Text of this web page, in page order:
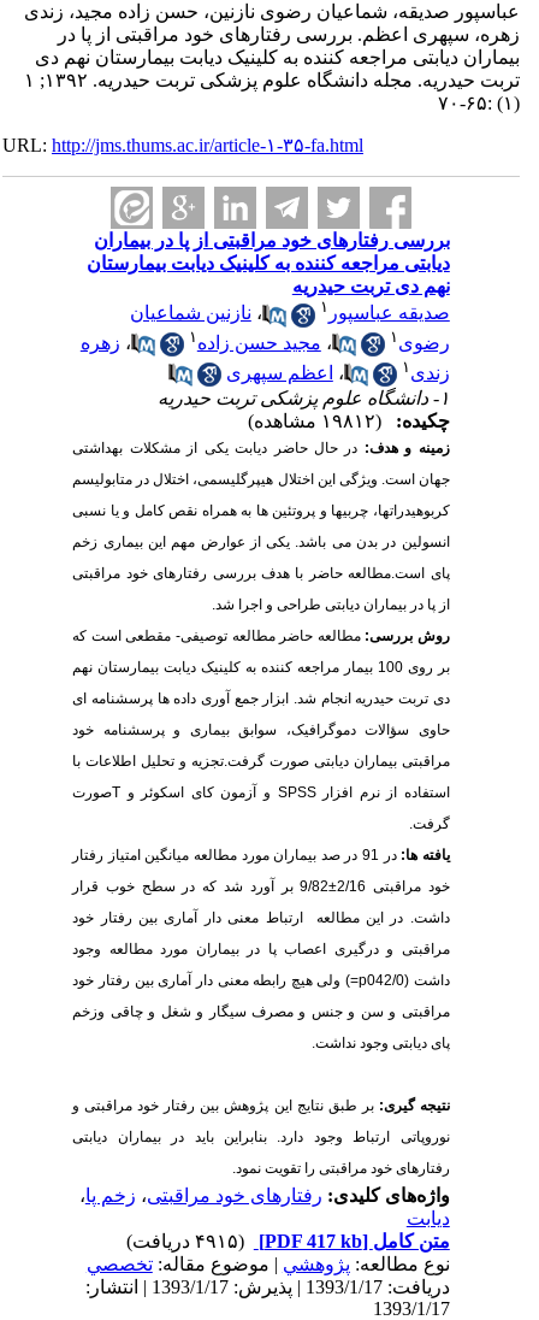
صدیقه، شماعیان رضوی نازنین، حسن زاده مجید، زندی
سپهری اعظم. بررسی رفتارهای خود مراقبتی از پا در
دیابتی مراجعه کننده به کلینیک دیابت بیمارستان نهم دی
تربت حیدریه. مجله دانشگاه علوم پزشکی تربت حیدریه. ۱۳۹۲; ۱
URL:http://jms.thums.ac.ir/article-۱-۳۵-fa.html
بررسی رفتارهای خود مراقبتی از پا در بیماران
دیابتی مراجعه کننده به کلینیک دیابت بیمارستان
نهم دی تربت حیدریه
صدیقه عباسپور ۱ ، نازنین شماعیان
، مجید حسن زاده ، زهره
، اعظم سپهری
(۱۹۸۱۲ مشاهده)
زمینه و هدف:در حال حاضر دیابت یکی از مشکلات بهداشتی
جهان است. ویژگی این اختلال هیپرگلیسمی، اختلال در متابولیسم
کربوهیدراتها، چربیها و پروتئین ها به همراه نقص کامل و یا نسبی
انسولین در بدن می باشد. یکی از عوارض مهم این بیماری زخم
پای است.مطالعه حاضر با هدف بررسی رفتارهای خود مراقبتی
از پا در بیماران دیابتی طراحی و اجرا شد.
روش بررسی:مطالعه حاضر مطالعه توصیفی- مقطعی است که
بر روی 100 بیمار مراجعه کننده به کلینیک دیابت بیمارستان نهم
دی تربت حیدریه انجام شد. ابزار جمع آوری داده ها پرسشنامه ای
حاوی سؤالات دموگرافیک، سوابق بیماری و پرسشنامه خود
مراقبتی بیماران دیابتی صورت گرفت.تجزیه و تحلیل اطلاعات با
استفاده از نرم افزار SPSS و آزمون کای اسکوئر و Tصورت
در 91 در صد بیماران مورد مطالعه میانگین امتیاز رفتار
خود مراقبتی 2/16±9/82 بر آورد شد که در سطح خوب قرار
داشت. در این مطالعه ارتباط معنی دار آماری بین رفتار خود
مراقبتی و درگیری اعصاب پا در بیماران مورد مطالعه وجود
p=) ولی هیچ رابطه معنی دار آماری بین رفتار خود
مراقبتی و سن و جنس و مصرف سیگار و شغل و چاقی وزخم
پای دیابتی وجود نداشت.
نتیجه گیری:بر طبق نتایج این پژوهش بین رفتار خود مراقبتی و
نوروپاتی ارتباط وجود دارد. بنابراین باید در بیماران دیابتی
رفتارهای خود مراقبتی را تقویت نمود.
واژه‌های کلیدی:رفتارهای خود مراقبتی ،زخم پا ،
متن کامل[PDF 417 kb]
(۴۹۱۵ دریافت)
نوع مطالعه:پژوهشي| موضوع مقاله:تخصصي
دریافت: 1393/1/17 | پذیرش: 1393/1/17 | انتشار:
1393/1/17